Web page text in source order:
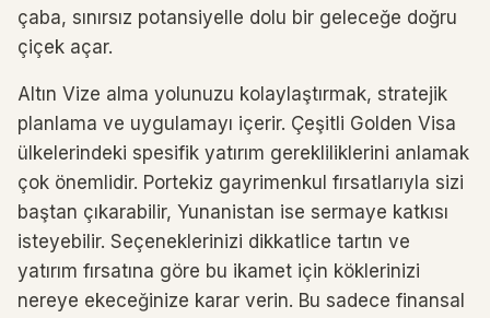
çaba, sınırsız potansiyelle dolu bir geleceğe doğru
çiçek açar.
Altın Vize alma yolunuzu kolaylaştırmak, stratejik
planlama ve uygulamayı içerir. Çeşitli Golden Visa
ülkelerindeki spesifik yatırım gerekliliklerini anlamak
çok önemlidir. Portekiz gayrimenkul fırsatlarıyla sizi
baştan çıkarabilir, Yunanistan ise sermaye katkısı
isteyebilir. Seçeneklerinizi dikkatlice tartın ve
yatırım fırsatına göre bu ikamet için köklerinizi
nereye ekeceğinize karar verin. Bu sadece finansal